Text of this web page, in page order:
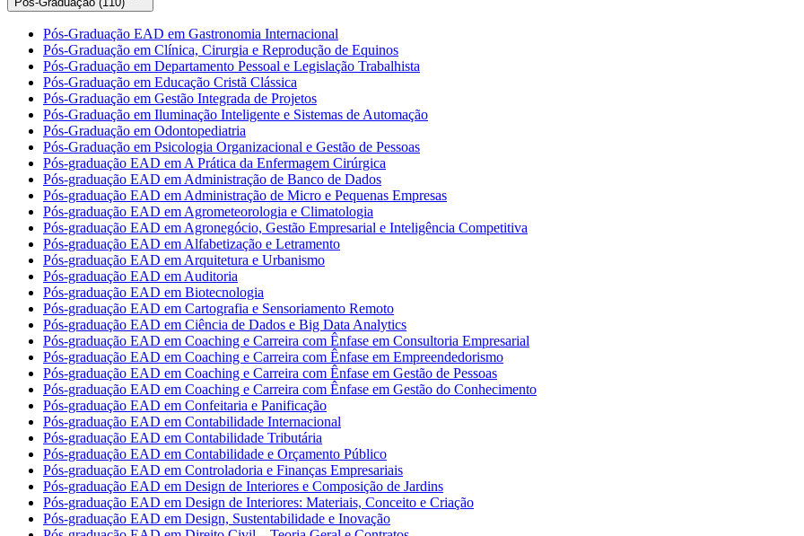
Pós-Graduação EAD em Gastronomia Internacional
Pós-Graduação em Clínica, Cirurgia e Reprodução de Equinos
Pós-Graduação em Departamento Pessoal e Legislação Trabalhista
Pós-Graduação em Educação Cristã Clássica
Pós-Graduação em Gestão Integrada de Projetos
Pós-Graduação em Iluminação Inteligente e Sistemas de Automação
Pós-Graduação em Odontopediatria
Pós-Graduação em Psicologia Organizacional e Gestão de Pessoas
Pós-graduação EAD em A Prática da Enfermagem Cirúrgica
Pós-graduação EAD em Administração de Banco de Dados
Pós-graduação EAD em Administração de Micro e Pequenas Empresas
Pós-graduação EAD em Agrometeorologia e Climatologia
Pós-graduação EAD em Agronegócio, Gestão Empresarial e Inteligência Competitiva
Pós-graduação EAD em Alfabetização e Letramento
Pós-graduação EAD em Arquitetura e Urbanismo
Pós-graduação EAD em Auditoria
Pós-graduação EAD em Biotecnologia
Pós-graduação EAD em Cartografia e Sensoriamento Remoto
Pós-graduação EAD em Ciência de Dados e Big Data Analytics
Pós-graduação EAD em Coaching e Carreira com Ênfase em Consultoria Empresarial
Pós-graduação EAD em Coaching e Carreira com Ênfase em Empreendedorismo
Pós-graduação EAD em Coaching e Carreira com Ênfase em Gestão de Pessoas
Pós-graduação EAD em Coaching e Carreira com Ênfase em Gestão do Conhecimento
Pós-graduação EAD em Confeitaria e Panificação
Pós-graduação EAD em Contabilidade Internacional
Pós-graduação EAD em Contabilidade Tributária
Pós-graduação EAD em Contabilidade e Orçamento Público
Pós-graduação EAD em Controladoria e Finanças Empresariais
Pós-graduação EAD em Design de Interiores e Composição de Jardins
Pós-graduação EAD em Design de Interiores: Materiais, Conceito e Criação
Pós-graduação EAD em Design, Sustentabilidade e Inovação